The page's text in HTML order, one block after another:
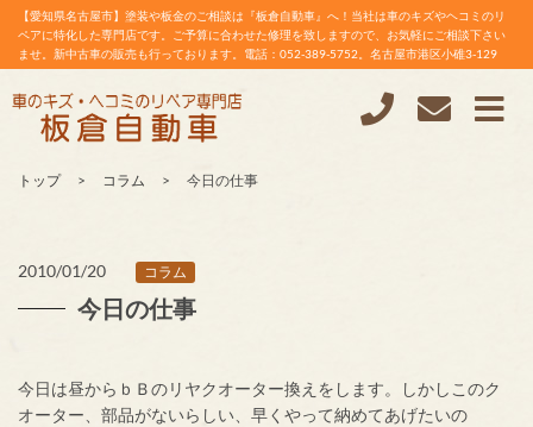
【愛知県名古屋市】塗装や板金のご相談は『板倉自動車』へ！当社は車のキズやヘコミのリ
ペアに特化した専門店です。ご予算に合わせた修理を致しますので、お気軽にご相談下さい
ませ。新中古車の販売も行っております。電話：052-389-5752。名古屋市港区小碓3-129
トップ コラム 今日の仕事
2010/01/20 コラム
今日の仕事
今日は昼からｂＢのリヤクオーター換えをします。しかしこのク
オーター、部品がないらしい、早くやって納めてあげたいの